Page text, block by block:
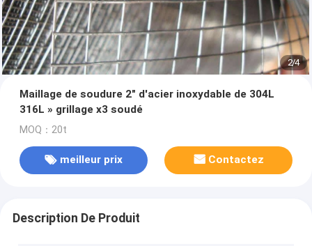
2/4
Maillage de soudure 2" d'acier inoxydable de 304L
316L » grillage x3 soudé
MOQ：20t
meilleur prix Contactez
Description De Produit